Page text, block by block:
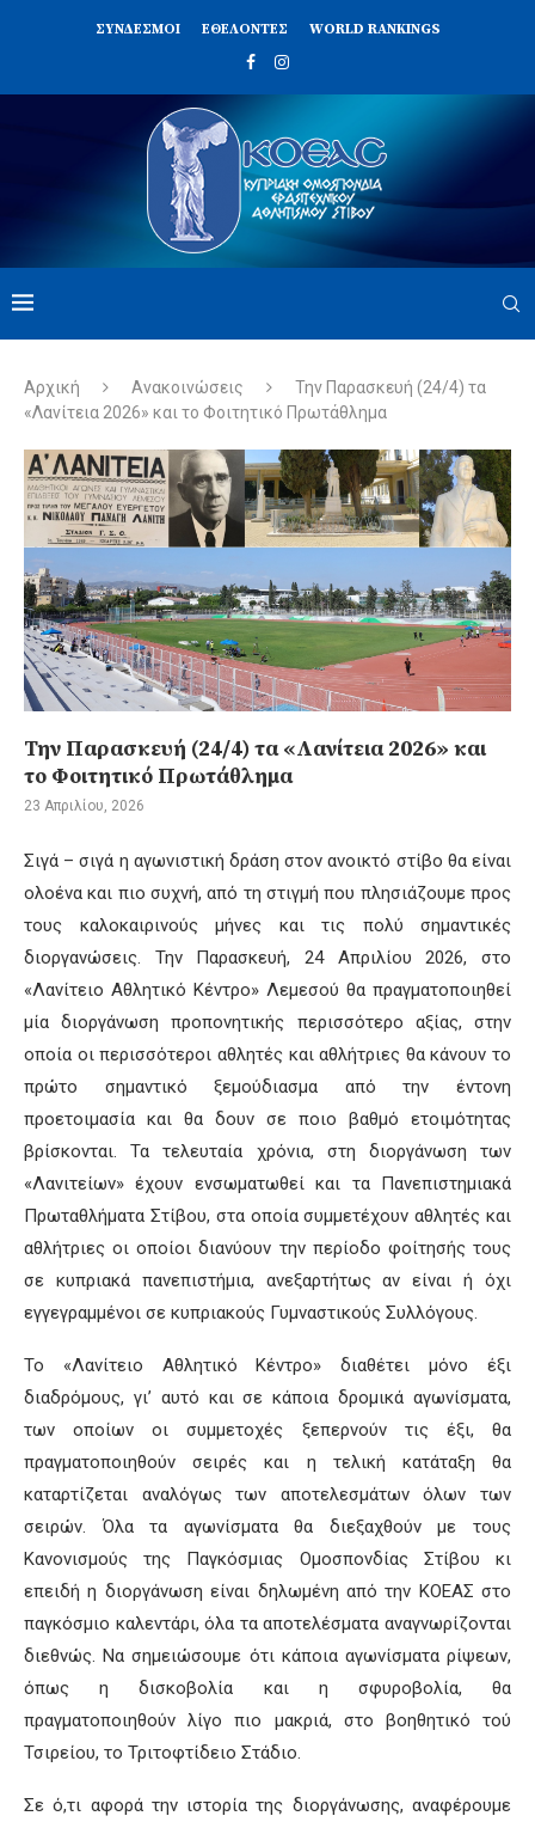
ΣΥΝΔΈΣΜΟΙ ΕΘΕΛΟΝΤΈΣ WORLD RANKINGS
Αρχική Ανακοινώσεις
Την Παρασκευή (24/4) τα
«Λανίτεια 2026» και το Φοιτητικό Πρωτάθλημα
Την Παρασκευή (24/4) τα «Λανίτεια 2026» και
το Φοιτητικό Πρωτάθλημα
23 Απριλίου, 2026
Σιγά – σιγά η αγωνιστική δράση στον ανοικτό στίβο θα είναι
ολοένα και πιο συχνή, από τη στιγμή που πλησιάζουμε προς
τους καλοκαιρινούς μήνες και τις πολύ σημαντικές
διοργανώσεις. Την Παρασκευή, 24 Απριλίου 2026, στο
«Λανίτειο Αθλητικό Κέντρο» Λεμεσού θα πραγματοποιηθεί
μία διοργάνωση προπονητικής περισσότερο αξίας, στην
οποία οι περισσότεροι αθλητές και αθλήτριες θα κάνουν το
πρώτο σημαντικό ξεμούδιασμα από την έντονη
προετοιμασία και θα δουν σε ποιο βαθμό ετοιμότητας
βρίσκονται. Τα τελευταία χρόνια, στη διοργάνωση των
«Λανιτείων» έχουν ενσωματωθεί και τα Πανεπιστημιακά
Πρωταθλήματα Στίβου, στα οποία συμμετέχουν αθλητές και
αθλήτριες οι οποίοι διανύουν την περίοδο φοίτησής τους
σε κυπριακά πανεπιστήμια, ανεξαρτήτως αν είναι ή όχι
εγγεγραμμένοι σε κυπριακούς Γυμναστικούς Συλλόγους.
Το «Λανίτειο Αθλητικό Κέντρο» διαθέτει μόνο έξι
διαδρόμους, γι’ αυτό και σε κάποια δρομικά αγωνίσματα,
των οποίων οι συμμετοχές ξεπερνούν τις έξι, θα
πραγματοποιηθούν σειρές και η τελική κατάταξη θα
καταρτίζεται αναλόγως των αποτελεσμάτων όλων των
σειρών. Όλα τα αγωνίσματα θα διεξαχθούν με τους
Κανονισμούς της Παγκόσμιας Ομοσπονδίας Στίβου κι
επειδή η διοργάνωση είναι δηλωμένη από την ΚΟΕΑΣ στο
παγκόσμιο καλεντάρι, όλα τα αποτελέσματα αναγνωρίζονται
διεθνώς. Να σημειώσουμε ότι κάποια αγωνίσματα ρίψεων,
όπως η δισκοβολία και η σφυροβολία, θα
πραγματοποιηθούν λίγο πιο μακριά, στο βοηθητικό τού
Τσιρείου, το Τριτοφτίδειο Στάδιο.
Σε ό,τι αφορά την ιστορία της διοργάνωσης, αναφέρουμε